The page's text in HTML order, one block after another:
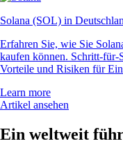
Solana (SOL) in
Erfahren Sie, wie Sie
kaufen können. Schritt-
Vorteile und Risiken für
Learn more
Artikel ansehen
Ein weltweit